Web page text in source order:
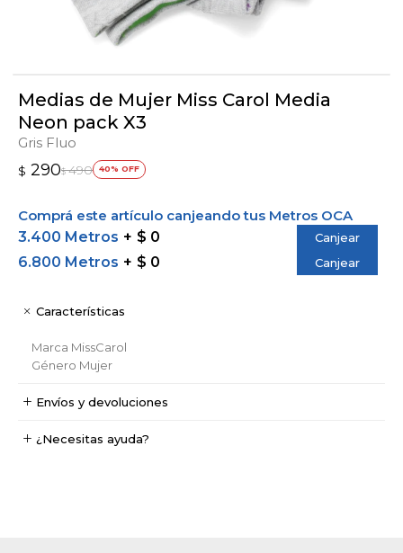
Medias de Mujer Miss Carol Media
Neon pack X3
Gris Fluo
$ 290$ 490 40
Comprá este artículo canjeando tus Metros OCA
3.400 Metros
$ 0 Canjear
6.800 Metros $ 0 Canjear
Características
Marca MissCarol
Género Mujer
Envíos y devoluciones
¿Necesitas ayuda?